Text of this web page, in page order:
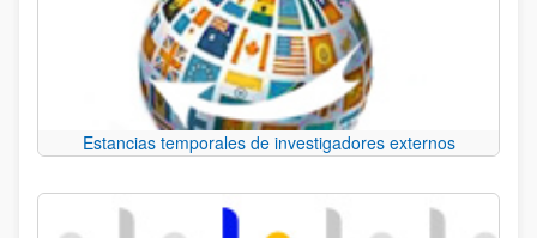
Estancias temporales de investigadores externos